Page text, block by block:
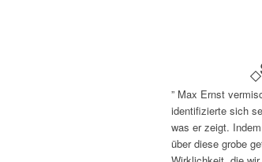
” Max Ernst
identifizierte sich
was er zeigt.
über diese grobe